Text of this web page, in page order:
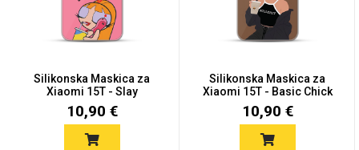
Silikonska Maskica za
Xiaomi 15T - Slay
10,90 €
Silikonska Maskica za
Xiaomi 15T - Basic Chick
10,90 €